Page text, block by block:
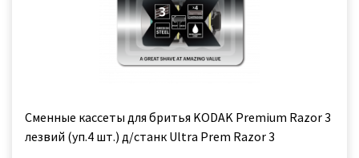
Сменные кассеты для бритья KODAK Premium Razor 3
лезвий (уп.4 шт.) д/станк Ultra Prem Razor 3